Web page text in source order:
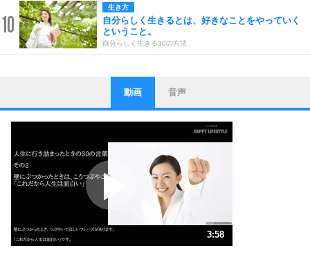
10
生き方
自分らしく生きるとは、好きなことをやっていく
ということ。
自分らしく生きる30の方法
1
ストレス対策
他人と比べない。
いっそのこと、他人を見ない。
いらいらしない人になる30の方法
ポジティブになれない原因は、行動しないから。
ポジティブ思考になる30の方法
人生、なんとかなるもの。
気楽に生きる30の方法
動画 音声
3:58